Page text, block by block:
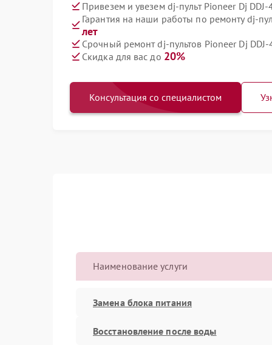
Привезем и увезем dj-пульт Pioneer Dj
Гарантия на наши работы по ремонту dj-
лет
Срочный ремонт dj-пультов Pioneer Dj DDJ-
Скидка для вас до 20%
Консультация со специалистом
Наименование услуги
Замена блока питания
Восстановление после воды